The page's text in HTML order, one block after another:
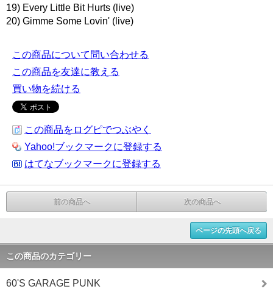
19) Every Little Bit Hurts (live)
20) Gimme Some Lovin' (live)
この商品について問い合わせる
この商品を友達に教える
買い物を続ける
この商品をログピでつぶやく
Yahoo!ブックマークに登録する
はてなブックマークに登録する
前の商品へ 次の商品へ
ページの先頭へ戻る
この商品のカテゴリー
60'S GARAGE PUNK